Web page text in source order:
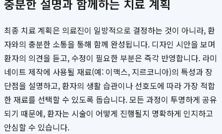
충분한 설명과 함께하는 치료 계획
최종 치료 계획은 의료진이 일방적으로 결정하는 것이 아니라, 환
자와의 충분한 소통을 통해 함께 완성됩니다. 디자인 시안을 보며
환자의 의견을 듣고, 수정이 필요한 부분은 즉각 반영합니다. 라미
네이트 제작에 사용될 재료(예: 이맥스, 지르코니아)의 특성과 장
단점을 설명하고, 환자의 생활 습관이나 선호도에 따라 가장 적합
한 재료를 선택할 수 있도록 돕습니다. 모든 과정이 투명하게 공유
되기 때문에, 환자는 시술이 어떻게 진행될지 명확하게 인지하고
안심할 수 있습니다.